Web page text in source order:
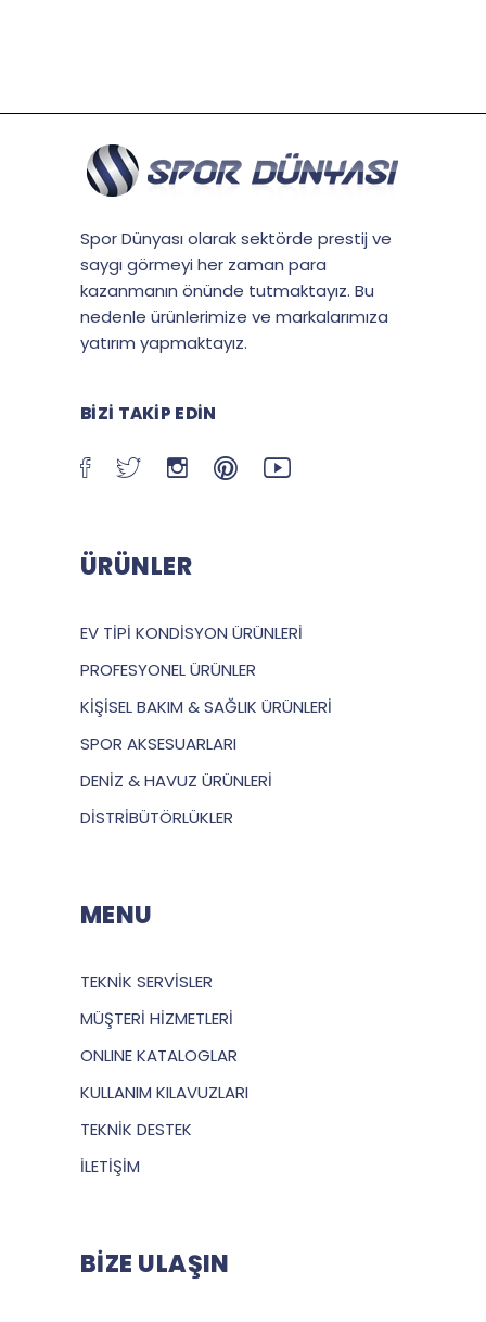
Spor Dünyası olarak sektörde prestij ve
saygı görmeyi her zaman para
kazanmanın önünde tutmaktayız. Bu
nedenle ürünlerimize ve markalarımıza
yatırım yapmaktayız.
BIZI TAKIP EDIN
ÜRÜNLER
EV TİPİ KONDİSYON ÜRÜNLERİ
PROFESYONEL ÜRÜNLER
KİŞİSEL BAKIM & SAĞLIK ÜRÜNLERİ
SPOR AKSESUARLARI
DENİZ & HAVUZ ÜRÜNLERİ
DİSTRİBÜTÖRLÜKLER
MENU
TEKNİK SERVİSLER
MÜŞTERİ HİZMETLERİ
ONLINE KATALOGLAR
KULLANIM KILAVUZLARI
TEKNİK DESTEK
İLETİŞİM
BİZE ULAŞIN